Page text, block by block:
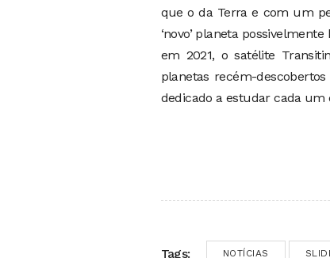
que o da Terra e com um
‘novo’ planeta
em 2021, o satélite
planetas recém-
dedicado a estudar cada um
Tags: NOTÍCIAS